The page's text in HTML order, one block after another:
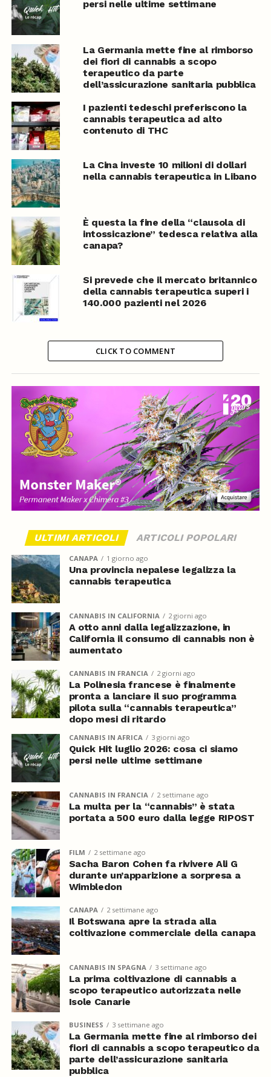
persi nelle ultime settimane
La Germania mette fine al rimborso
dei fiori di cannabis a scopo
terapeutico da parte
dell’assicurazione sanitaria pubblica
I pazienti tedeschi preferiscono la
cannabis terapeutica ad alto
contenuto di THC
La Cina investe 10 milioni di dollari
nella cannabis terapeutica in Libano
È questa la fine della “clausola di
intossicazione” tedesca relativa alla
canapa?
Si prevede che il mercato britannico
della cannabis terapeutica superi i
140.000 pazienti nel 2026
CLICK TO COMMENT
ULTIMI ARTICOLI ARTICOLI POPOLARI
CANAPA 1 giorno ago
Una provincia nepalese legalizza la
cannabis terapeutica
CANNABIS IN CALIFORNIA 2 giorni ago
A otto anni dalla legalizzazione, in
California il consumo di cannabis non è
aumentato
CANNABIS IN FRANCIA 2 giorni ago
La Polinesia francese è finalmente
pronta a lanciare il suo programma
pilota sulla “cannabis terapeutica”
dopo mesi di ritardo
CANNABIS IN AFRICA 3 giorni ago
Quick Hit luglio 2026: cosa ci siamo
persi nelle ultime settimane
CANNABIS IN FRANCIA 2 settimane ago
La multa per la “cannabis” è stata
portata a 500 euro dalla legge RIPOST
FILM 2 settimane ago
Sacha Baron Cohen fa rivivere Ali G
durante un’apparizione a sorpresa a
Wimbledon
CANAPA 2 settimane ago
Il Botswana apre la strada alla
coltivazione commerciale della canapa
CANNABIS IN SPAGNA 3 settimane ago
La prima coltivazione di cannabis a
scopo terapeutico autorizzata nelle
Isole Canarie
BUSINESS 3 settimane ago
La Germania mette fine al rimborso dei
fiori di cannabis a scopo terapeutico da
parte dell’assicurazione sanitaria
pubblica